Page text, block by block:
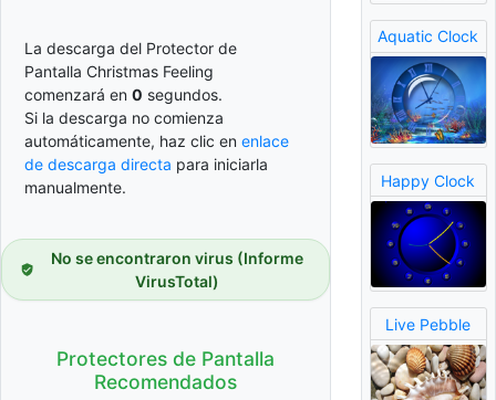
La descarga del Protector de
Pantalla Christmas Feeling
comenzará en 0 segundos.
Si la descarga no comienza
automáticamente, haz clic en enlace
de descarga directa para iniciarla
manualmente.
No se encontraron virus (Informe
VirusTotal)
Protectores de Pantalla
Recomendados
Aquatic Clock
Happy Clock
Live Pebble